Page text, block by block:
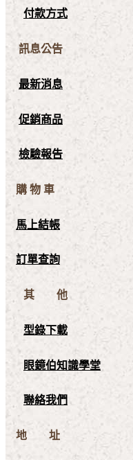
付款方式
訊息公告
最新消息
促銷商品
檢驗報告
購 物 車
馬上結帳
訂單查詢
其 他
型錄下載
眼鏡伯知識學堂
聯絡我們
地 址